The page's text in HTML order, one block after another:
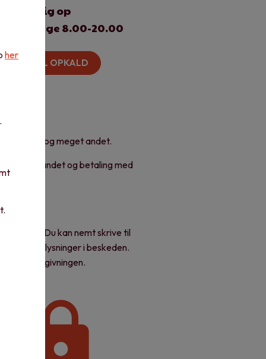
her
Ring mig op
Hverdage 8.00-20.00
BESTIL OPKALD
og meget andet.
i udlandet og betaling med
til os. Du kan nemt skrive til
oplysninger i beskeden.